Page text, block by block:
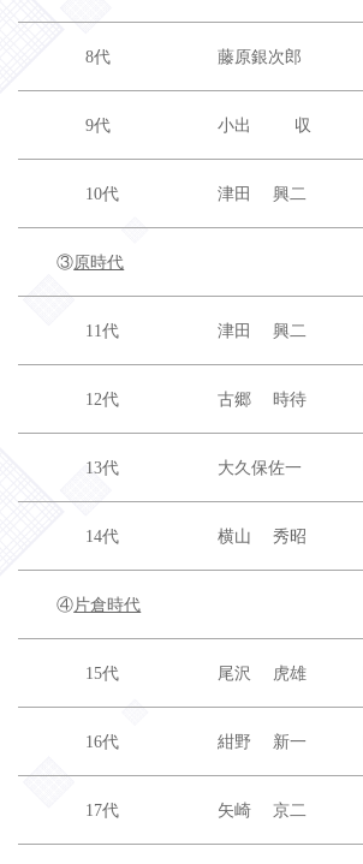
8代 藤原銀次郎
9代 小出 収
10代 津田 興二
③原時代
11代 津田 興二
12代 古郷 時待
13代 大久保佐一
14代 横山 秀昭
④片倉時代
15代 尾沢 虎雄
16代 紺野 新一
17代 矢崎 京二